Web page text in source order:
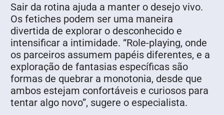
Sair da rotina ajuda a manter o desejo vivo.
Os fetiches podem ser uma maneira
divertida de explorar o desconhecido e
intensificar a intimidade. “Role-playing, onde
os parceiros assumem papéis diferentes, e a
exploração de fantasias específicas são
formas de quebrar a monotonia, desde que
ambos estejam confortáveis e curiosos para
tentar algo novo”, sugere o especialista.